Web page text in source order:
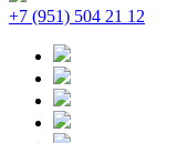
+7 (951) 504 21 12